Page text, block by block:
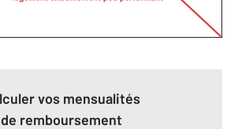
vos mensualités
de remboursement